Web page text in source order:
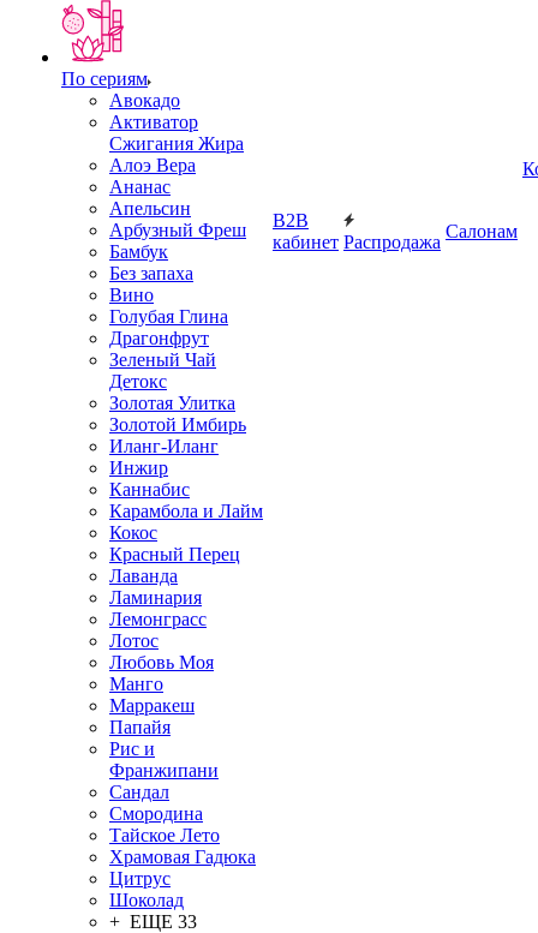
По сериям
Авокадо
Активатор
Сжигания Жира
Алоэ Вера
Ананас
Апельсин
Арбузный Фреш
Бамбук
Без запаха
Вино
Голубая Глина
Драгонфрут
Зеленый Чай
Детокс
Золотая Улитка
Золотой Имбирь
Иланг-Иланг
Инжир
Каннабис
Карамбола и Лайм
Кокос
Красный Перец
Лаванда
Ламинария
Лемонграсс
Лотос
Любовь Моя
Манго
Марракеш
Папайя
Рис и
Франжипани
Сандал
Смородина
Тайское Лето
Храмовая Гадюка
Цитрус
Шоколад
+ ЕЩЕ 33
B2B
кабинет Распродажа
Салонам